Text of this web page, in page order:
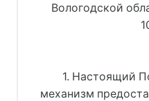
Вологодской
1. Настоящий
механизм